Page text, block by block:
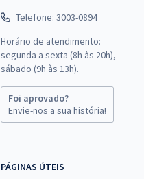
Telefone: 3003-0894
Horário de atendimento:
segunda a sexta (8h às 20h),
sábado (9h às 13h).
Foi aprovado?
Envie-nos a sua história!
PÁGINAS ÚTEIS